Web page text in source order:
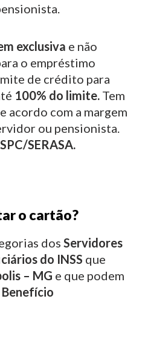
exclusiva e não
o empréstimo
de crédito para
100% do limite. Tem
acordo com a margem
ou pensionista.
SPC/SERASA.
o cartão?
dos Servidores
do INSS que
– MG e que podem